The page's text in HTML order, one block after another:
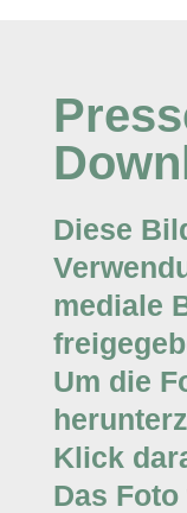
Diese
mediale
Um die
Klick
Das